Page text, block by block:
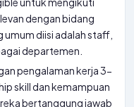
dengan bidang
umum diisi adalah staff,
departemen.
pengalaman kerja 3-
skill dan kemampuan
bertanggung jawab